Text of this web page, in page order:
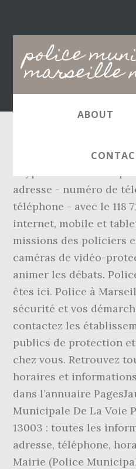
police
marseille
Main
navigation
ABOUT
Police Municipale -
adresse - numéro de
téléphone - avec le 118
internet, mobile et
missions des policiers
caméras de vidéo-
animer les débats.
êtes ici. Police à
sécurité et vos
contactez les
publics de protection
chez vous. Retrouvez
horaires et
dans l’annuaire
Municipale De La Voie
13003 : toutes les
adresse, téléphone,
Mairie (Police